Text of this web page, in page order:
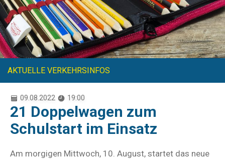
AKTUELLE VERKEHRSINFOS
09.08.2022 19:00
21 Doppelwagen zum
Schulstart im Einsatz
Am morgigen Mittwoch, 10. August, startet das neue